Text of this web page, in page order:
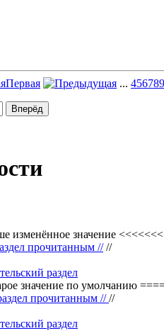
Первая ... 456789
изменённое значение
прочитанным ////
раздел
значение по умолчанию
прочитанным ////
раздел